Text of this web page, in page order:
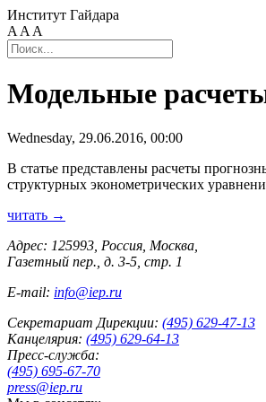
Институт Гайдара
A A A
Модельные
Wednesday, 29.06.2016, 00:00
В статье представлены расчеты
структурных эконометрических
читать →
Адрес: 125993, Россия, Москва,
Газетный пер., д. 3-5, стр. 1
E-mail: info@iep.ru
Секретариат Дирекции: (495) 629-47-13
Канцелярия: (495) 629-64-13
Пресс-служба:
(495) 695-67-70
press@iep.ru